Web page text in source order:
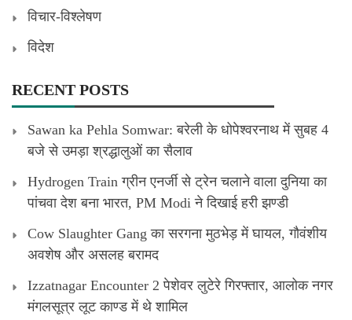
विचार-विश्लेषण
विदेश
RECENT POSTS
Sawan ka Pehla Somwar: बरेली के धोपेश्वरनाथ में सुबह 4
बजे से उमड़ा श्रद्धालुओं का सैलाव
Hydrogen Train ग्रीन एनर्जी से ट्रेन चलाने वाला दुनिया का
पांचवा देश बना भारत, PM Modi ने दिखाई हरी झण्डी
Cow Slaughter Gang का सरगना मुठभेड़ में घायल, गौवंशीय
अवशेष और असलह बरामद
Izzatnagar Encounter 2 पेशेवर लुटेरे गिरफ्तार, आलोक नगर
मंगलसूत्र लूट काण्‍ड में थे शामिल